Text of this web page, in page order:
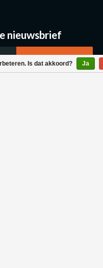
Is dat akkoord? Ja
nieuwsbrief